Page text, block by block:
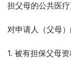
担父母的公共医疗
对申请人（父母）
1. 被有担保父母